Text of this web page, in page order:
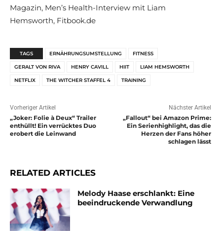
Magazin, Men’s Health-Interview mit Liam
Hemsworth, Fitbook.de
TAGS ERNÄHRUNGSUMSTELLUNG FITNESS
GERALT VON RIVA HENRY CAVILL HIIT LIAM HEMSWORTH
NETFLIX THE WITCHER STAFFEL 4 TRAINING
Vorheriger Artikel
„Joker: Folie à Deux“ Trailer
enthüllt! Ein verrücktes Duo
erobert die Leinwand
Nächster Artikel
„Fallout“ bei Amazon Prime:
Ein Serienhighlight, das die
Herzen der Fans höher
schlagen lässt
RELATED ARTICLES
Melody Haase erschlankt: Eine
beeindruckende Verwandlung